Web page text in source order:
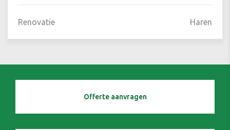
Renovatie Haren
Offerte aanvragen